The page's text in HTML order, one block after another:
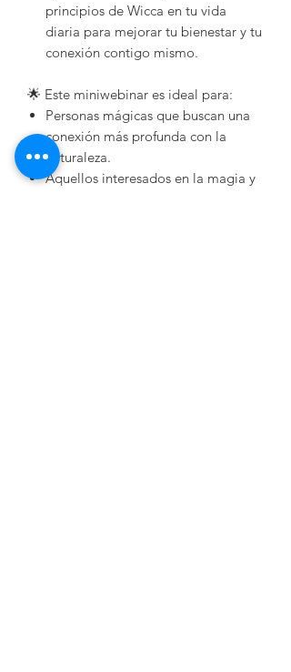
principios de Wicca en tu vida
diaria para mejorar tu bienestar y tu
conexión contigo mismo.
🌟 Este miniwebinar es ideal para:
Personas mágicas que buscan una
conexión más profunda con la
naturaleza.
Aquellos interesados en la magia y